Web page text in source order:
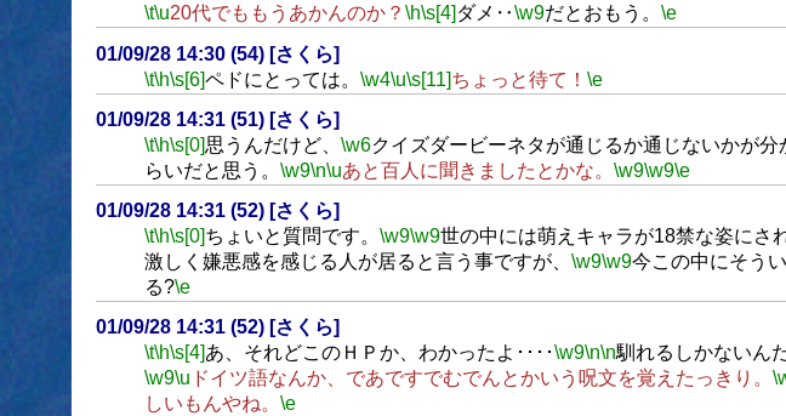
\t\u20代でももうあかんのか？ \h\s[4] ダメ‥\w9だとおもう。 \e
01/09/28 14:30 (54) [さくら]
\t\h\s[6]ペドにとっては。 \w4\u\s[11]ちょっと待て！ \e
01/09/28 14:31 (51) [さくら]
\t\h\s[0]思うんだけど、 \w6クイズダービーネタが通じるか通じないかが分
らいだと思う。 \w9\n\uあと百人に聞きましたとかな。 \w9\w9\e
01/09/28 14:31 (52) [さくら]
\t\h\s[0]ちょいと質問です。 \w9\w9世の中には萌えキャラが18禁な姿にさ
激しく嫌悪感を感じる人が居ると言う事ですが、 \w9\w9今この中にそう
る?\e
01/09/28 14:31 (52) [さくら]
\t\h\s[4]あ、それどこのＨＰか、わかったよ････\w9\n\n馴れるしかないんだ
\w9\u ドイツ語なんか、であですでむでんとかいう呪文を覚えたっきり。
しいもんやね。 \e